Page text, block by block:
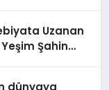
Uzanan
Şahin
dünyaya